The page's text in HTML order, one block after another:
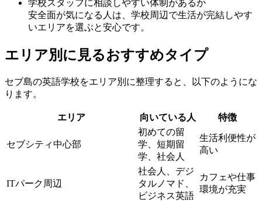
学校スタッフに相談しやすい体制があるか
安全面が気になる人は、学校周辺で生活が完結しやす
いエリアを選ぶと安心です。
エリア別に見るおすすめタイプ
セブ島の英語学校をエリア別に整理すると、以下のようにな
ります。
エリア 向いている人 特徴
セブシティ中心部
初めての留
学、短期留
学、社会人
生活利便性が
高い
ITパーク周辺
社会人、デジ
タルノマド、
ビジネス英語
カフェや仕事
環境が充実